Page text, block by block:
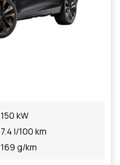
150 kW
7.4 l/100 km
169 g/km